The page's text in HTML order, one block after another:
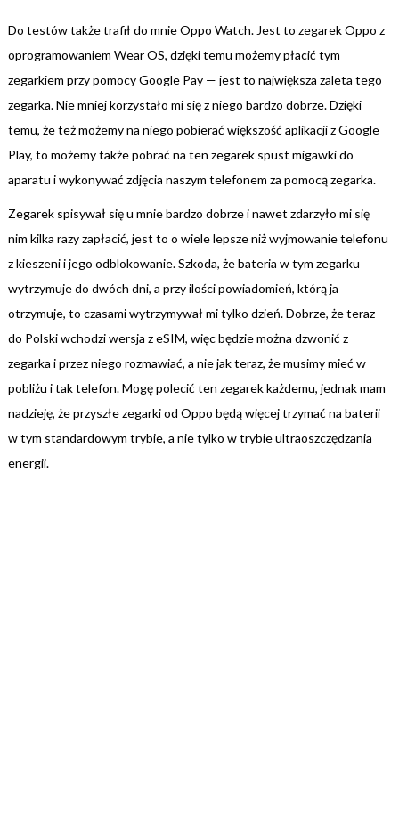
Do testów także trafił do mnie Oppo Watch. Jest to zegarek Oppo z
oprogramowaniem Wear OS, dzięki temu możemy płacić tym
zegarkiem przy pomocy Google Pay — jest to największa zaleta tego
zegarka. Nie mniej korzystało mi się z niego bardzo dobrze. Dzięki
temu, że też możemy na niego pobierać większość aplikacji z Google
Play, to możemy także pobrać na ten zegarek spust migawki do
aparatu i wykonywać zdjęcia naszym telefonem za pomocą zegarka.
Zegarek spisywał się u mnie bardzo dobrze i nawet zdarzyło mi się
nim kilka razy zapłacić, jest to o wiele lepsze niż wyjmowanie telefonu
z kieszeni i jego odblokowanie. Szkoda, że bateria w tym zegarku
wytrzymuje do dwóch dni, a przy ilości powiadomień, którą ja
otrzymuje, to czasami wytrzymywał mi tylko dzień. Dobrze, że teraz
do Polski wchodzi wersja z eSIM, więc będzie można dzwonić z
zegarka i przez niego rozmawiać, a nie jak teraz, że musimy mieć w
pobliżu i tak telefon. Mogę polecić ten zegarek każdemu, jednak mam
nadzieję, że przyszłe zegarki od Oppo będą więcej trzymać na baterii
w tym standardowym trybie, a nie tylko w trybie ultraoszczędzania
energii.